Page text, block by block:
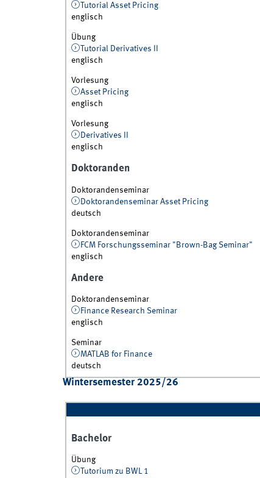
Tutorial Asset Pricing
englisch
Übung
Tutorial Derivatives II
englisch
Vorlesung
Asset Pricing
englisch
Vorlesung
Derivatives II
englisch
Doktoranden
Doktorandenseminar
Doktorandenseminar Asset Pricing
deutsch
Doktorandenseminar
FCM Forschungsseminar "Brown-Bag Seminar"
englisch
Andere
Doktorandenseminar
Finance Research Seminar
englisch
Seminar
MATLAB for Finance
deutsch
Wintersemester 2025/26
Bachelor
Übung
Tutorium zu BWL 1